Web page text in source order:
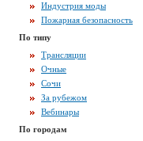
Индустрия моды
Пожарная безопасность
По типу
Трансляции
Очные
Сочи
За рубежом
Вебинары
По городам